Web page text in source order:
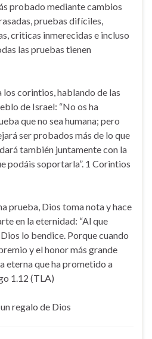
probado mediante cambios
pruebas difíciles,
criticas inmerecidas e incluso
las pruebas tienen
corintios, hablando de las
de Israel: “No os ha
que no sea humana; pero
ser probados más de lo que
también juntamente con la
podáis soportarla”. 1 Corintios
prueba, Dios toma nota y hace
en la eternidad: “Al que
lo bendice. Porque cuando
y el honor más grande
eterna que ha prometido a
1.12 (TLA)
regalo de Dios